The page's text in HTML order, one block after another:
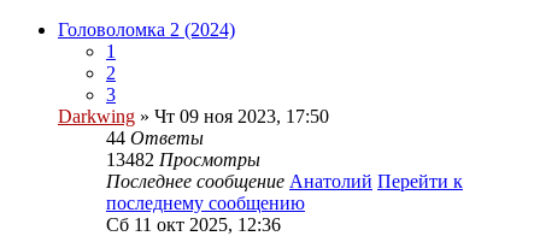
Головоломка 2 (2024)
1
2
3
Darkwing » Чт 09 ноя 2023, 17:50
44 Ответы
13482 Просмотры
Последнее сообщение Анатолий Перейти к
последнему сообщению
Сб 11 окт 2025, 12:36